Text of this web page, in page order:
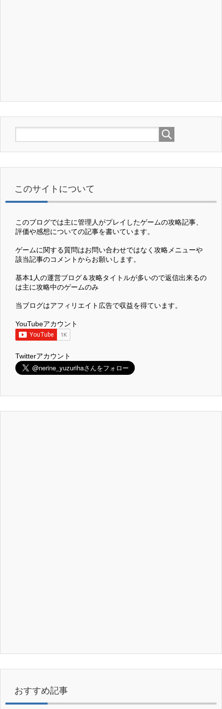
このサイトについて
このブログでは主に管理人がプレイしたゲームの攻略記事、
評価や感想についての記事を書いています。
ゲームに関する質問はお問い合わせではなく攻略メニューや
該当記事のコメントからお願いします。
基本1人の運営ブログ＆攻略タイトルが多いので返信出来るの
は主に攻略中のゲームのみ
当ブログはアフィリエイト広告で収益を得ています。
YouTubeアカウント
Twitterアカウント
おすすめ記事